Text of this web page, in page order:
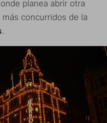
planea abrir otra
concurridos de la
.